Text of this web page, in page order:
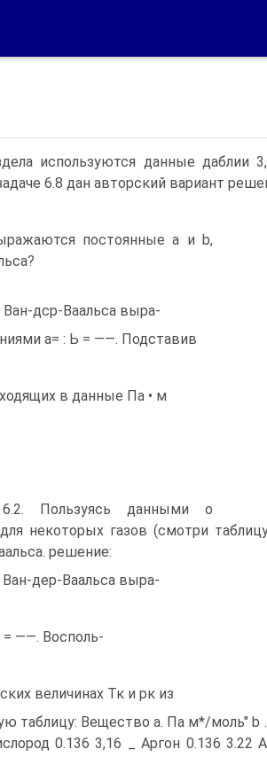
используются данные даблии
6.8 дан авторский вариант
постоянные а и b,
дср-Ваальса выра-
а= : Ь = ——. Подставив
в данные Па • м
Пользуясь данными о
некоторых газов (смотри
решение:
дер-Ваальса выра-
——. Восполь-
величинах Тк и рк из
таблицу: Вещество а. Па м*/моль" b
0.136 3,16 _ Аргон 0.136 3.22